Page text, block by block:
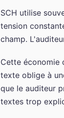
SCH utilise
tension
champ.
Cette économie
texte oblige à
que le auditeur
textes trop